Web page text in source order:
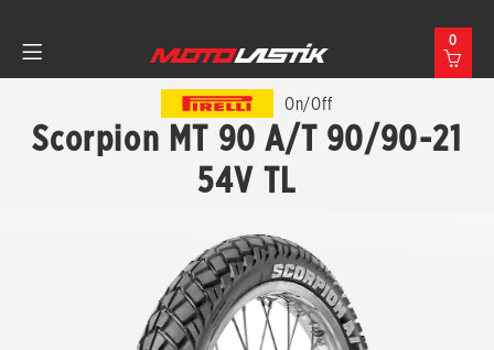
0
On/Off
Scorpion MT 90 A/T 90/90-21
54V TL